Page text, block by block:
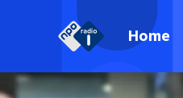
Home